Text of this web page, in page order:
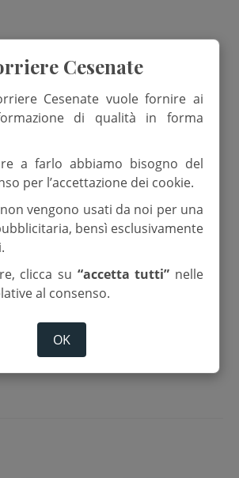
Da Agrigento a
interi quartieri a
Cesenate
Cesenate vuole fornire ai
di qualità in forma
a farlo abbiamo bisogno del
per l’accettazione dei cookie.
vengono usati da noi per una
bensì esclusivamente
clicca su “accetta tutti” nelle
al consenso.
OK